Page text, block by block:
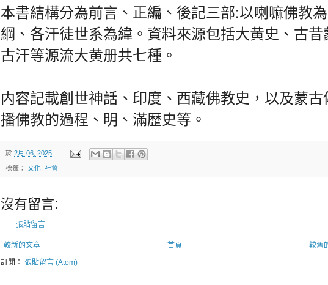
本書結構分為前言、正編、後記三部:以喇嘛佛教為
綱、各汗徒世系為緯。資料來源包括大黄史、古昔
古汗等源流大黄册共七種。
内容記載創世神話、印度、西藏佛教史，以及蒙古
播佛教的過程、明、滿歴史等。
於 2月 06, 2025
標籤： 文化 社會
沒有留言:
張貼留言
較新的文章 較舊
首頁
訂閱： 張貼留言 (Atom)